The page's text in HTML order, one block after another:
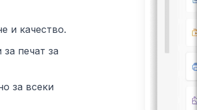
и качество.
печат за
за всеки